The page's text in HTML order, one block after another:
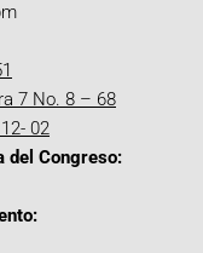
7 No. 8 – 68
02
del Congreso: